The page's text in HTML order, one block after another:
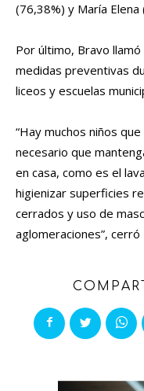
(76,38%) y María Elena
Por último, Bravo
medidas preventivas
liceos y escuelas
“Hay muchos niños
necesario que
en casa, como es el
higienizar superficies
cerrados y uso de
aglomeraciones”, cerró